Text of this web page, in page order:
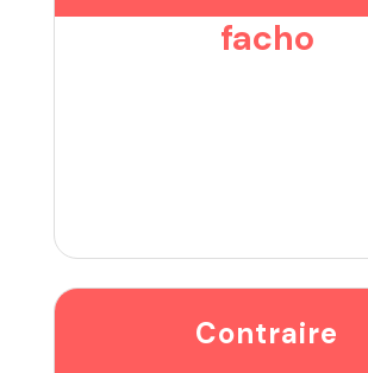
facho
Contraire